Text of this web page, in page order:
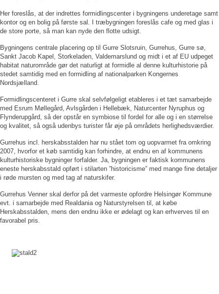
Her foreslås, at der indrettes formidlingscenter i bygningens underetage samt
kontor og en bolig på første sal. I træbygningen foreslås cafe og med glas i
de store porte, så man kan nyde den flotte udsigt.
Bygningens centrale placering op til Gurre Slotsruin, Gurrehus, Gurre sø,
Sankt Jacob Kapel, Storkeladen, Valdemarslund og midt i et af EU udpeget
habitat naturområde gør det naturligt at formidle al denne kulturhistorie på
stedet samtidig med en formidling af nationalparken Kongernes
Nordsjælland.
Formidlingscenteret i Gurre skal selvfølgeligt etableres i et tæt samarbejde
med Esrum Møllegård, Avlsgården i Hellebæk, Naturcenter Nyruphus og
Flynderupgård, så der opstår en symbiose til fordel for alle og i en størrelse
og kvalitet, så også udenbys turister får øje på områdets herlighedsværdier.
Gurrehus incl. herskabsstalden har nu stået tom og uopvarmet fra omkring
2007, hvorfor et køb samtidig kan forhindre, at endnu en af kommunens
kulturhistoriske bygninger forfalder. Ja, bygningen er faktisk kommunens
eneste herskabsstald opført i stilarten ”historicisme” med mange fine detaljer
i røde mursten og med tag af naturskifer.
Gurrehus Venner skal derfor på det varmeste opfordre Helsingør Kommune
evt. i samarbejde med Realdania og Naturstyrelsen til, at købe
Herskabsstalden, mens den endnu ikke er ødelagt og kan erhverves til en
favorabel pris.